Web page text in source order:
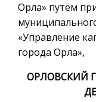
Орла» путём
«Управление
города Орла»,
ОРЛОВСКИЙ